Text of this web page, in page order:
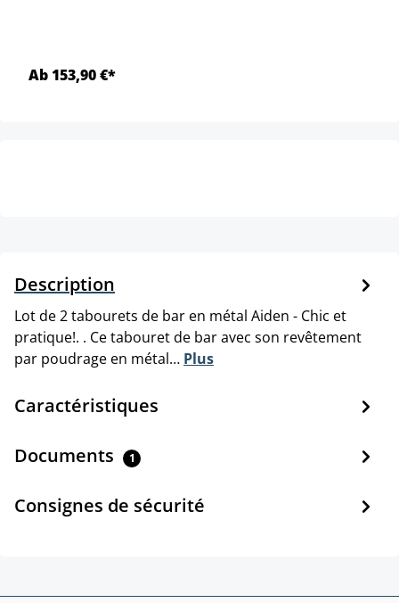
Ab 153,90 €*
Description
Lot de 2 tabourets de bar en métal Aiden - Chic et
pratique!. . Ce tabouret de bar avec son revêtement
par poudrage en métal… Plus
Caractéristiques
Documents 1
Consignes de sécurité